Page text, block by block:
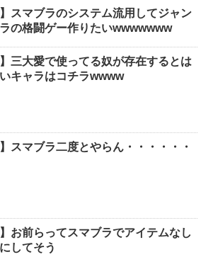
】スマブラのシステム流用してジャン
の格闘ゲー作りたいwwwwwww
】三大愛で使ってる奴が存在するとは
キャラはコチラwwww
】スマブラ二度とやらん・・・・・・
】お前らってスマブラでアイテムなし
してそう